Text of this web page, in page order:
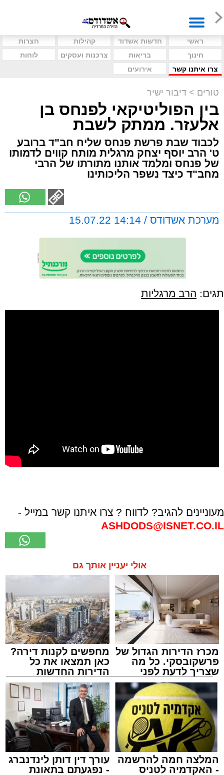
ראשי חדשות אשדוד קהילות
חצרות
חינוך
בריאות צרכנות ועסקים
לוחות
צרו איתנו קשר
אירועים
טורים > דיבור ישיר
בין הפוליטיקאי לפנחס בן
אלעזר. ממתק לשבת
לכבוד שבת פרשת פנחס שליח חב"ד ברובע
ט' הרב יוסף יצחק מרגלית מותח קווים לדמותו
של פנחס ומלמד אותנו מתורתו של הרבי
מחב"ד כיצד נשפר הליכותינו
מערכת אשדודס / 14:14 15.07.22
תגים: הרב מרגליות
מעוניינים להגיב? לדווח ? צרו איתנו קשר במייל -
ASHDODS@ISNET.CO.IL
אולי יעניין אותך גם
מכרז הדירות הגדול של
פרשקובסקי. כל מה
שצריך לדעת לפני
שמגישים הצעה לדירה
באשדוד
מחפשים לקנות דירה?
כאן תמצאו את כל
הדירות החדשות
למכירה באשדוד >>>
המלצה חמה להרשמה
- האקדמיה לטניס
עורך דין דותן לינדנברג
- נפגעתם בתאונת